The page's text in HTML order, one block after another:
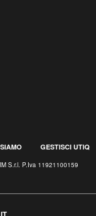
GESTISCI UTIQ
S.r.l. P.Iva 11921100159